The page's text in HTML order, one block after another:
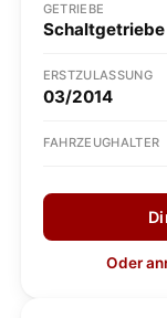
GETRIEBE
Schaltgetriebe
ERSTZULASSUNG
03/2014
FAHRZEUGHALTER
Oder